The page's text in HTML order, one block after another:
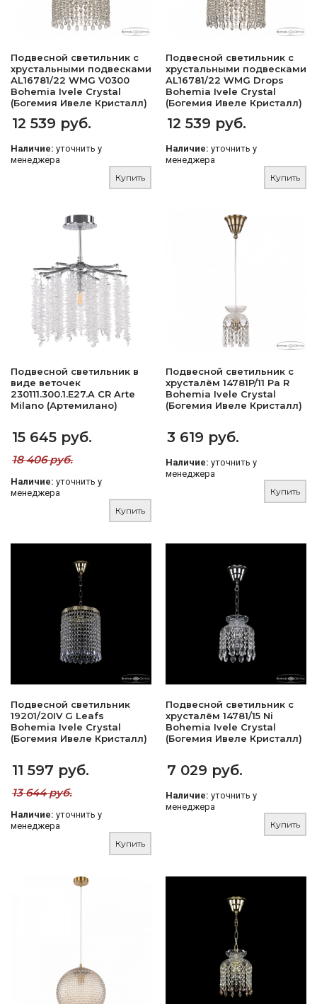
Подвесной светильник с
хрустальными подвесками
AL16781/22 WMG V0300
Bohemia Ivele Crystal
(Богемия Ивеле Кристалл)
12 539 руб.
Наличие: уточнить у
менеджера
Купить
Подвесной светильник с
хрустальными подвесками
AL16781/22 WMG Drops
Bohemia Ivele Crystal
(Богемия Ивеле Кристалл)
12 539 руб.
Наличие: уточнить у
менеджера
Купить
Подвесной светильник в
виде веточек
230111.300.1.E27.A CR Arte
Milano (Артемилано)
15 645 руб.
18 406 руб.
Наличие: уточнить у
менеджера
Купить
Подвесной светильник с
хрусталём 14781P/11 Pa R
Bohemia Ivele Crystal
(Богемия Ивеле Кристалл)
3 619 руб.
Наличие: уточнить у
менеджера
Купить
Подвесной светильник
19201/20IV G Leafs
Bohemia Ivele Crystal
(Богемия Ивеле Кристалл)
11 597 руб.
13 644 руб.
Наличие: уточнить у
менеджера
Купить
Подвесной светильник с
хрусталём 14781/15 Ni
Bohemia Ivele Crystal
(Богемия Ивеле Кристалл)
7 029 руб.
Наличие: уточнить у
менеджера
Купить